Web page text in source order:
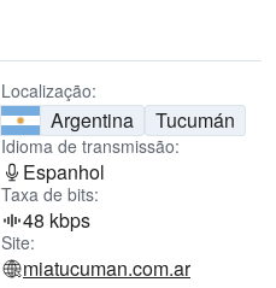
Localização:
Argentina Tucumán
Idioma de transmissão:
Espanhol
Taxa de bits:
48 kbps
Site:
miatucuman.com.ar